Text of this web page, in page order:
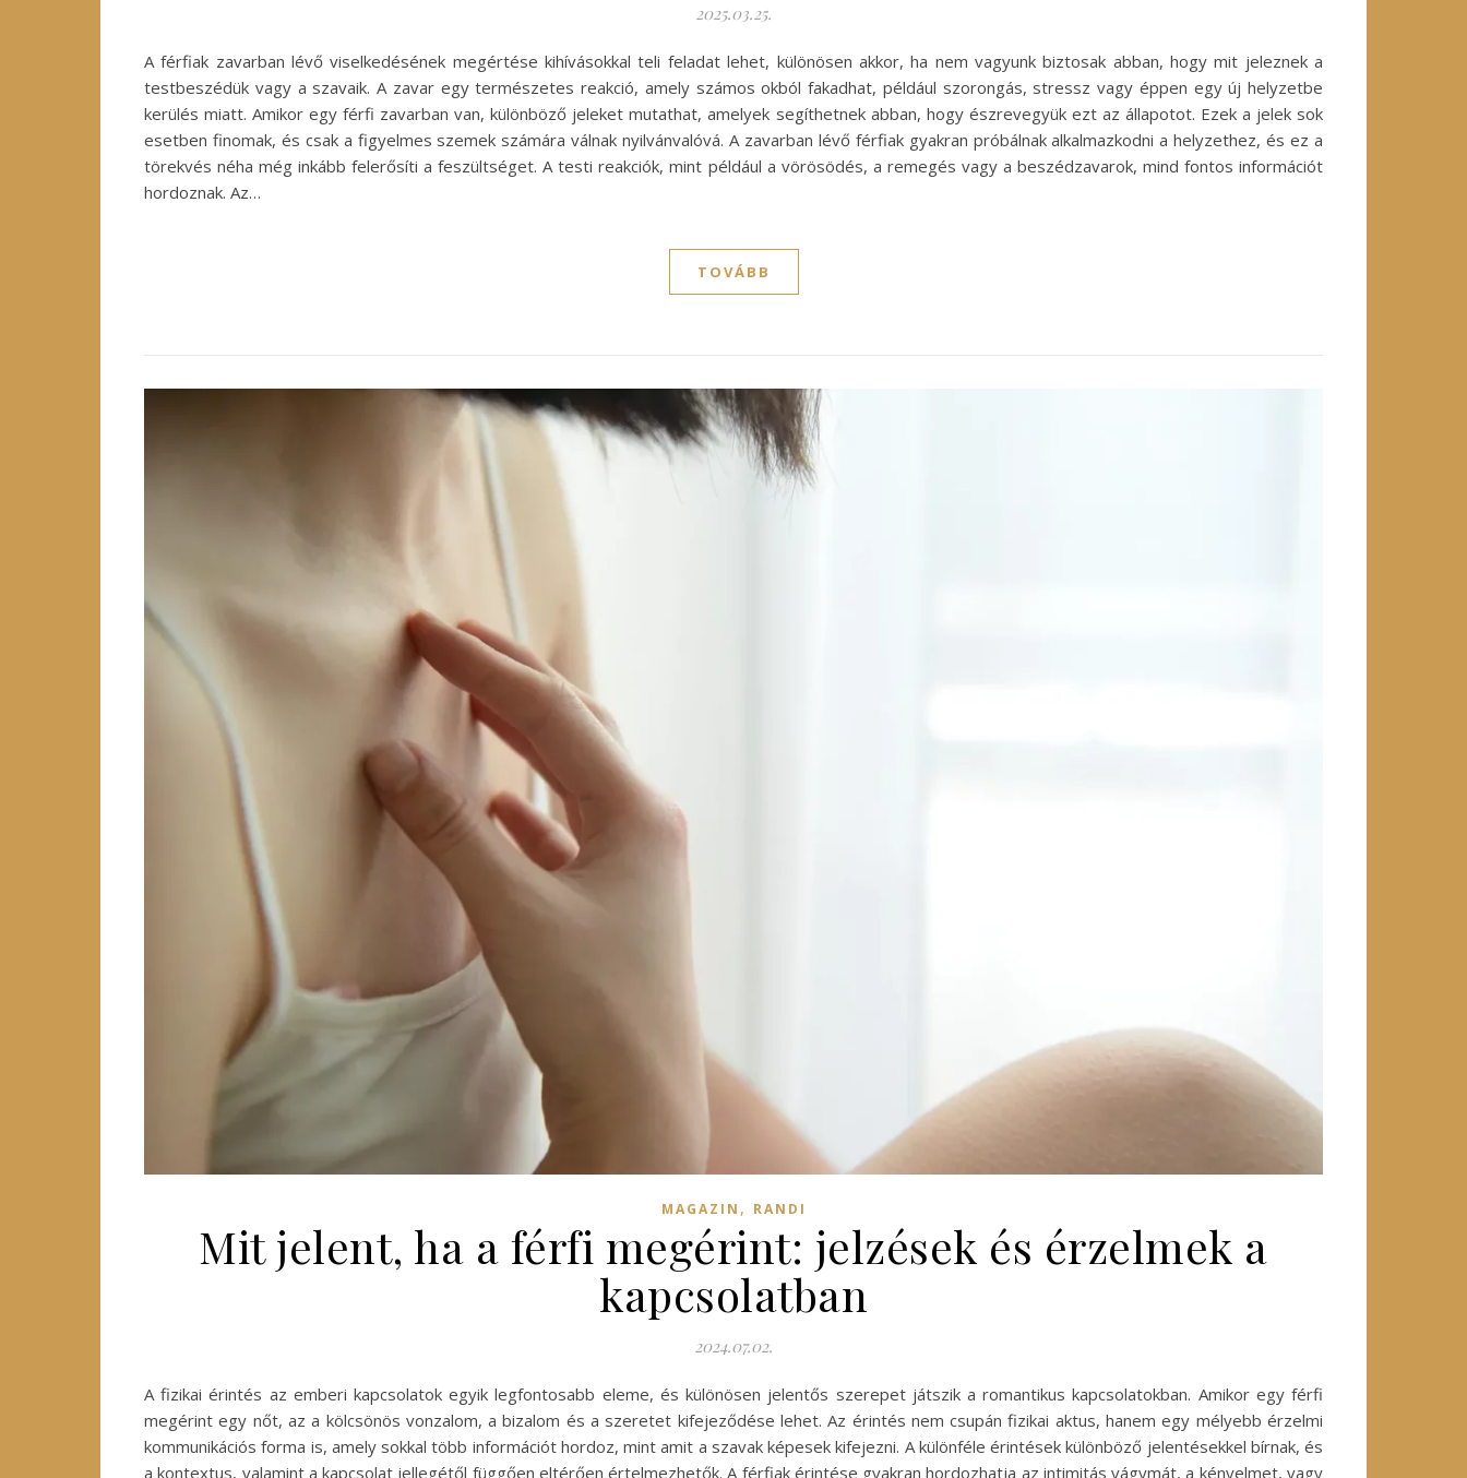
2025.03.25.
A férfiak zavarban lévő viselkedésének megértése kihívásokkal teli feladat lehet, különösen akkor, ha nem vagyunk biztosak abban, hogy mit jeleznek a
testbeszédük vagy a szavaik. A zavar egy természetes reakció, amely számos okból fakadhat, például szorongás, stressz vagy éppen egy új helyzetbe
kerülés miatt. Amikor egy férfi zavarban van, különböző jeleket mutathat, amelyek segíthetnek abban, hogy észrevegyük ezt az állapotot. Ezek a jelek sok
esetben finomak, és csak a figyelmes szemek számára válnak nyilvánvalóvá. A zavarban lévő férfiak gyakran próbálnak alkalmazkodni a helyzethez, és ez a
törekvés néha még inkább felerősíti a feszültséget. A testi reakciók, mint például a vörösödés, a remegés vagy a beszédzavarok, mind fontos információt
hordoznak. Az…
TOVÁBB
MAGAZIN , RANDI
Mit jelent, ha a férfi megérint: jelzések és érzelmek a
kapcsolatban
2024.07.02.
A fizikai érintés az emberi kapcsolatok egyik legfontosabb eleme, és különösen jelentős szerepet játszik a romantikus kapcsolatokban. Amikor egy férfi
megérint egy nőt, az a kölcsönös vonzalom, a bizalom és a szeretet kifejeződése lehet. Az érintés nem csupán fizikai aktus, hanem egy mélyebb érzelmi
kommunikációs forma is, amely sokkal több információt hordoz, mint amit a szavak képesek kifejezni. A különféle érintések különböző jelentésekkel bírnak, és
a kontextus, valamint a kapcsolat jellegétől függően eltérően értelmezhetők. A férfiak érintése gyakran hordozhatja az intimitás vágymát, a kényelmet, vagy